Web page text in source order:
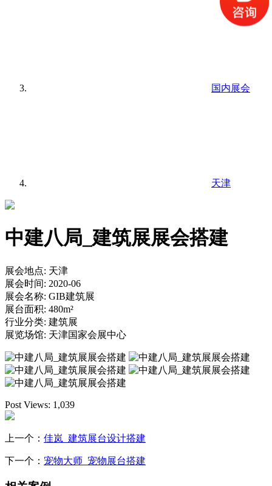
国内展会
天津
中建八局_建筑展展会搭建
展会地点: 天津
展会时间: 2020-06
展会名称: GIB建筑展
展台面积: 480m²
行业分类: 建筑展
展览场馆: 天津国家会展中心
Post Views: 1,039
上一个： 佳岚_建筑展台设计搭建
下一个： 宠物大师_宠物展台搭建